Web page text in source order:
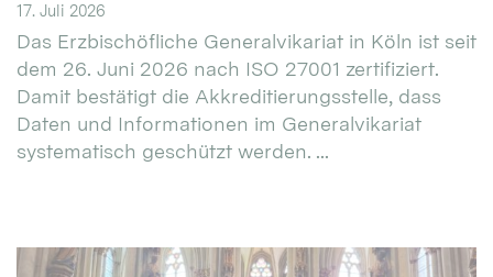
17. Juli 2026
Das Erzbischöfliche Generalvikariat in Köln ist seit
dem 26. Juni 2026 nach ISO 27001 zertifiziert.
Damit bestätigt die Akkreditierungsstelle, dass
Daten und Informationen im Generalvikariat
systematisch geschützt werden. ...